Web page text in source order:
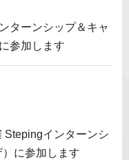
ターンシップ＆キャ
参加します
Stepingインターンシ
に参加します